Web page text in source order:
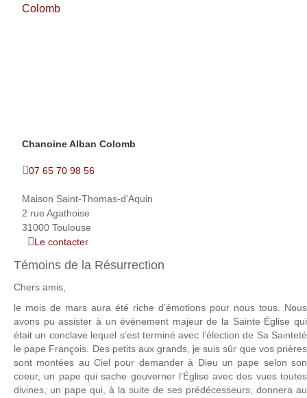
Chanoine Alban Colomb
07 65 70 98 56
Maison Saint-Thomas-d'Aquin
2 rue Agathoise
31000 Toulouse
Le contacter
Témoins de la Résurrection
Chers amis,
le mois de mars aura été riche d’émotions pour nous tous. Nous
avons pu assister à un évènement majeur de la Sainte Église qui
était un conclave lequel s’est terminé avec l’élection de Sa Sainteté
le pape François. Des petits aux grands, je suis sûr que vos prières
sont montées au Ciel pour demander à Dieu un pape selon son
coeur, un pape qui sache gouverner l’Église avec des vues toutes
divines, un pape qui, à la suite de ses prédécesseurs, donnera au